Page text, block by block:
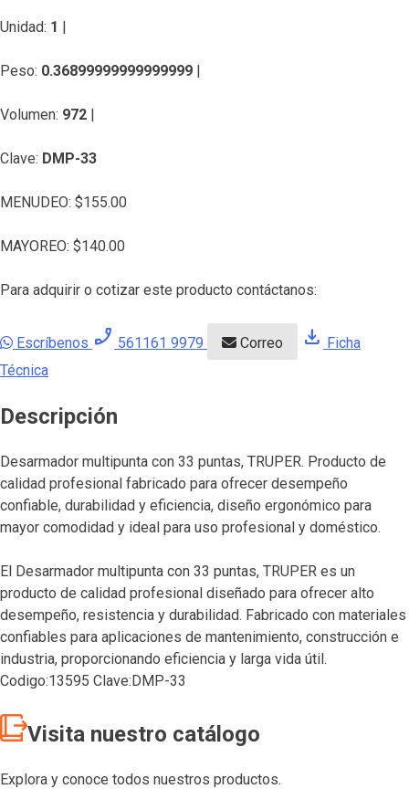
Unidad: 1 |
Peso: 0.36899999999999999 |
Volumen: 972 |
Clave: DMP-33
MENUDEO: $155.00
MAYOREO: $140.00
Para adquirir o cotizar este producto contáctanos:
Escríbenos phone_enabled 561161 9979 Correo download Ficha
Técnica
Descripción
Desarmador multipunta con 33 puntas, TRUPER. Producto de
calidad profesional fabricado para ofrecer desempeño
confiable, durabilidad y eficiencia, diseño ergonómico para
mayor comodidad y ideal para uso profesional y doméstico.
El Desarmador multipunta con 33 puntas, TRUPER es un
producto de calidad profesional diseñado para ofrecer alto
desempeño, resistencia y durabilidad. Fabricado con materiales
confiables para aplicaciones de mantenimiento, construcción e
industria, proporcionando eficiencia y larga vida útil.
Codigo:13595 Clave:DMP-33
Visita nuestro catálogo
Explora y conoce todos nuestros productos.